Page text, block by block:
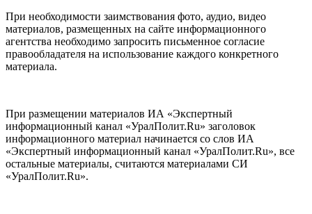
При необходимости заимствования фото, аудио, видео
материалов, размещенных на сайте информационного
агентства необходимо запросить письменное согласие
правообладателя на использование каждого конкретного
материала.
При размещении материалов ИА «Экспертный
информационный канал «УралПолит.Ru» заголовок
информационного материал начинается со слов ИА
«Экспертный информационный канал «УралПолит.Ru», все
остальные материалы, считаются материалами СИ
«УралПолит.Ru».